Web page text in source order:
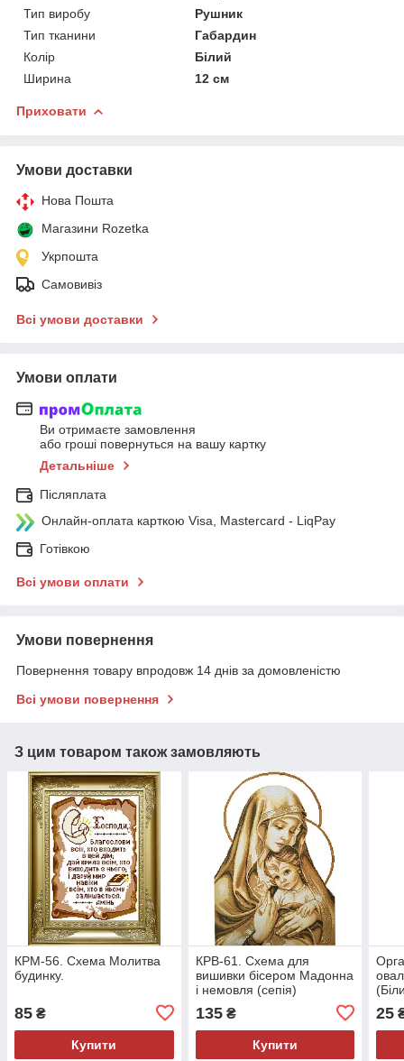
Тип виробу
Рушник
Тип тканини
Габардин
Колір
Білий
Ширина
12 см
Приховати
Умови доставки
Нова Пошта
Магазини Rozetka
Укрпошта
Самовивіз
Всі умови доставки
Умови оплати
Ви отримаєте замовлення
або гроші повернуться на вашу картку
Детальніше
Післяплата
Онлайн-оплата карткою Visa, Mastercard - LiqPay
Готівкою
Всі умови оплати
Умови повернення
Повернення товару впродовж 14 днів за домовленістю
Всі умови повернення
З цим товаром також замовляють
КРМ-56. Схема Молитва
будинку.
85 ₴
Купити
КРВ-61. Схема для
вишивки бісером Мадонна
і немовля (сепія)
135₴
Купити
25